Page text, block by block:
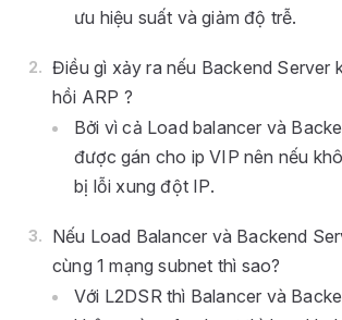
ưu hiệu suất và giảm độ trễ.
Điều gì xảy ra nếu Backend Server
hồi ARP ?
Bởi vì cả Load balancer và
được gán cho ip VIP nên nếu
bị lỗi xung đột IP.
Nếu Load Balancer và Backend
cùng 1 mạng subnet thì sao?
Với L2DSR thì Balancer và